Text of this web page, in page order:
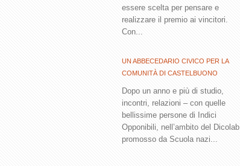
essere scelta per pensare e
realizzare il premio ai vincitori.
Con...
UN ABBECEDARIO CIVICO PER LA
COMUNITÀ DI CASTELBUONO
Dopo un anno e più di studio,
incontri, relazioni – con quelle
bellissime persone di Indici
Opponibili, nell’ambito del Dicolab
promosso da Scuola nazi...